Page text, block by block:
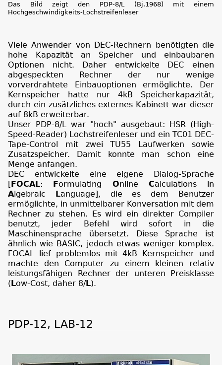
Das Bild zeigt den PDP-8/L (Bj.1968) mit einem
Hochgeschwindigkeits-Lochstreifenleser
Viele Anwender von DEC-Rechnern benötigten die
hohe Kapazität an Speicher und einbaubaren
Optionen nicht. Daher entwickelte DEC einen
abgespeckten Rechner der nur wenige
vorverdrahtete Einbauoptionen ermöglichte. Der
Kernspeicher hatte nur 4kB Speicherkapazität,
durch ein zusätzliches externes Kabinett war dieser
auf 8kB erweiterbar.
Unser PDP-8/L war "hoch" ausgebaut: HSR (High-
Speed-Reader) Lochstreifenleser und ein TC01 DEC-
Tape-Control mit zwei TU55 Laufwerken sowie
Zusatzspeicher. Damit konnte man schon eine
Menge anfangen.
DEC entwickelte eine eigene Dialog-Sprache
[FOCAL: Formulating Online Calculations in
Algebraic Language], die es dem Benutzer
ermöglichte, in unmittelbarer Konversation mit dem
Rechner zu stehen. Es wird ein direkter Compiler
benutzt, jeder Befehl wird sofort in die
Maschinensprache übersetzt. Diese Sprache ist
ähnlich wie BASIC, jedoch etwas weniger komplex.
FOCAL lief problemlos mit 4kB Kernspeicher und
machte den Computer zu einem kleinen relativ
leistungsfähigen Rechner der unteren Preisklasse
(Low-Cost, daher 8/L).
PDP-12, LAB-12